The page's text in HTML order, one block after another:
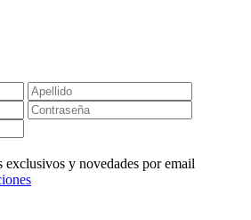
exclusivos y novedades por email